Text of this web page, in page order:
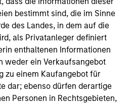
bestimmt sind, die im Sinne
des Landes, in dem auf die
als Privatanleger definiert
enthaltenen Informationen
weder ein Verkaufsangebot
zu einem Kaufangebot für
dar; ebenso dürfen derartige
Personen in Rechtsgebieten,